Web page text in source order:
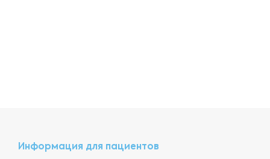
Информация для пациентов